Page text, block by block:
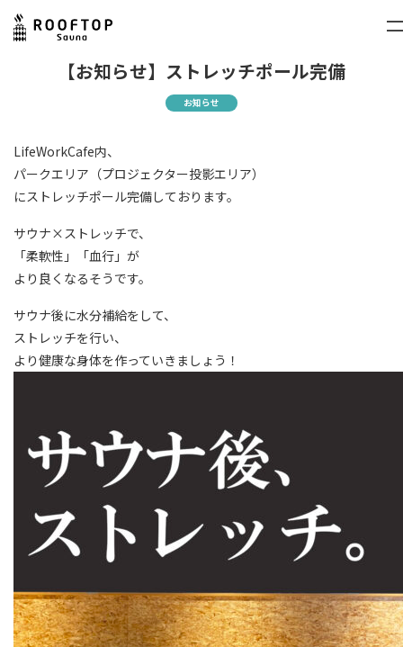
【お知らせ】ストレッチポール完備
お知らせ
LifeWorkCafe内、
パークエリア（プロジェクター投影エリア）
にストレッチポール完備しております。
サウナ×ストレッチで、
「柔軟性」「血行」が
より良くなるそうです。
サウナ後に水分補給をして、
ストレッチを行い、
より健康な身体を作っていきましょう！